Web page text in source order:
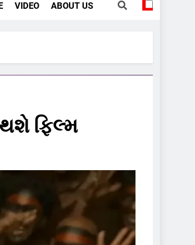
VIDEO ABOUT US
ફિલ્મ